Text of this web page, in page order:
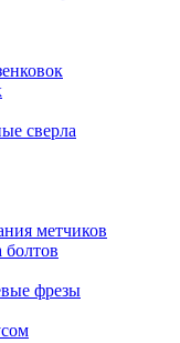
сверла
метчиков
фрезы